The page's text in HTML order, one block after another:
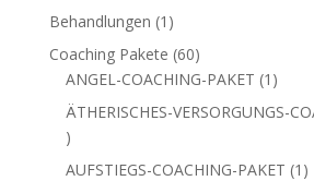
Behandlungen 1 1
Produkt
Coaching Pakete 6060
Produkte
ANGEL-COACHING-PAKET 1 1
ÄTHERISCHES-VERSORGUNGS-
1
Produkt
AUFSTIEGS-COACHING-PAKET 1 1